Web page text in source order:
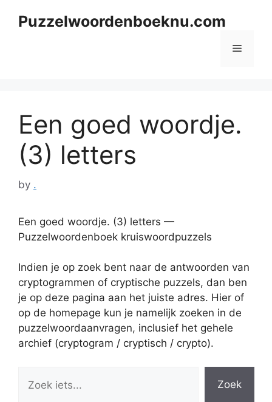
Puzzelwoordenboeknu.com
Menu
Een goed woordje.
(3) letters
by .
Een goed woordje. (3) letters —
Puzzelwoordenboek kruiswoordpuzzels
Indien je op zoek bent naar de antwoorden van
cryptogrammen of cryptische puzzels, dan ben
je op deze pagina aan het juiste adres. Hier of
op de homepage kun je namelijk zoeken in de
puzzelwoordaanvragen, inclusief het gehele
archief (cryptogram / cryptisch / crypto).
Zoek